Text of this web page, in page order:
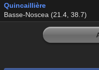
Quincaillière
Basse-Noscea (21.4, 38.7)